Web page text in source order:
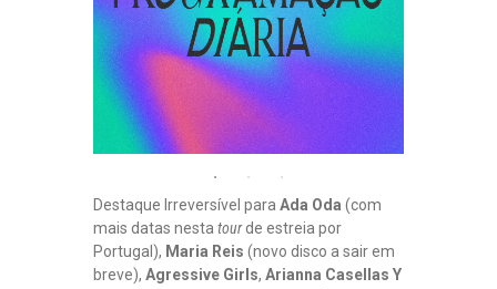
Destaque Irreversível para Ada Oda (com
mais datas nesta tourde estreia por
Portugal), Maria Reis (novo disco a sair em
breve), Agressive Girls, Arianna Casellas Y